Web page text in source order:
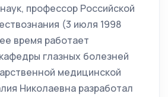
профессор Российской
(3 июля 1998
время работает
глазных болезней
медицинской
Николаевна разработал